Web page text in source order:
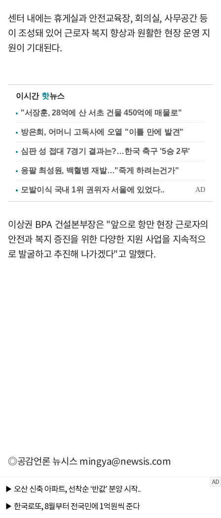
센터 내에는 휴게실과 안전교육장, 회의실, 사무공간 등
이 조성돼 있어 근로자 복지 향상과 원활한 현장 운영 지
원이 기대된다.
이시간 핫뉴스
"서장훈, 28억에 산 서초 건물 450억에 매물로"
방은희, 어머니 고독사에 오열 "이틀 만에 발견"
심판 성 접대 7경기 결과는?…한국 축구 '5승 2무'
응팔 최성원, 백혈병 재발…"죽게 하려는건가"
이상권 BPA 건설본부장은 "앞으로 항만 현장 근로자의
안전과 복지 증진을 위한 다양한 지원 사업을 지속적으
로 발굴하고 추진해 나가겠다"고 말했다.
◎공감언론 뉴시스mingya@newsis.com